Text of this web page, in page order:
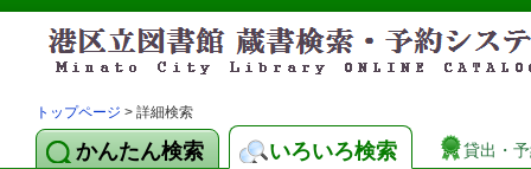
トップページ > 詳細検索
かんたん検索 いろいろ検索 貸出・